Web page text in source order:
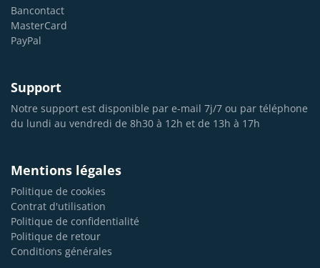
Bancontact
MasterCard
PayPal
Support
Notre support est disponible par e-mail 7j/7 ou par téléphone
du lundi au vendredi de 8h30 à 12h et de 13h à 17h
Mentions légales
Politique de cookies
Contrat d'utilisation
Politique de confidentialité
Politique de retour
Conditions générales